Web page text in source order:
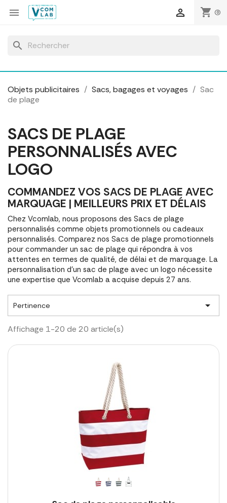
 shopping_cart (0)

search
Objets publicitaires Sacs, bagages et voyages
Sac
de plage
SACS DE PLAGE
PERSONNALISÉS AVEC
LOGO
COMMANDEZ VOS SACS DE PLAGE AVEC
MARQUAGE | MEILLEURS PRIX ET DÉLAIS
Chez Vcomlab, nous proposons des Sacs de plage
personnalisés comme objets promotionnels ou cadeaux
personnalisés. Comparez nos Sacs de plage promotionnels
pour commander un sac de plage qui répondra à vos
attentes en termes de qualité, de délai et de marquage. La
personnalisation d'un sac de plage avec un logo nécessite
une expertise que Vcomlab a acquise depuis 27 ans.
Pertinence 
Affichage 1-20 de 20 article(s)
Panneau de gestion des cookies